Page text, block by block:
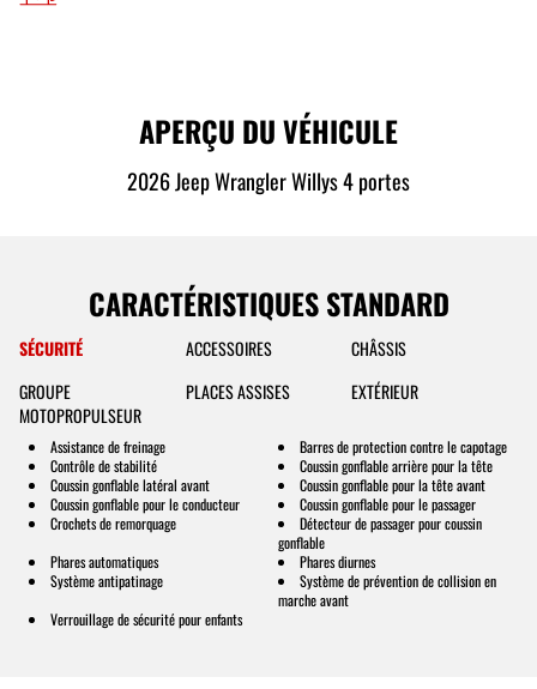
APERÇU DU VÉHICULE
2026 Jeep Wrangler Willys 4 portes
CARACTÉRISTIQUES STANDARD
SÉCURITÉ ACCESSOIRES
CHÂSSIS
GROUPE
MOTOPROPULSEUR
PLACES ASSISES EXTÉRIEUR
Assistance de freinage
Barres de protection contre le capotage
Contrôle de stabilité
Coussin gonflable arrière pour la tête
Coussin gonflable latéral avant
Coussin gonflable pour la tête avant
Coussin gonflable pour le conducteur
Coussin gonflable pour le passager
Crochets de remorquage
Détecteur de passager pour coussin
gonflable
Phares automatiques
Phares diurnes
Système antipatinage
Système de prévention de collision en
marche avant
Verrouillage de sécurité pour enfants